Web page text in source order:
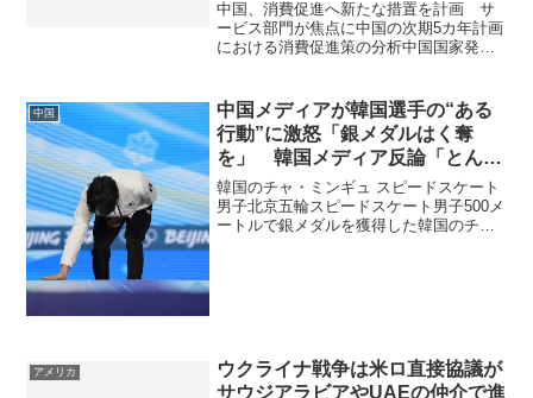
中国、消費促進へ新たな措置を計画 サ
ービス部門が焦点に中国の次期5カ年計画
における消費促進策の分析中国国家発展
は、これまでの投資・輸出主導型から、
サービス消費を中...
中国
中国メディアが韓国選手の“ある
行動”に激怒「銀メダルはく奪
を」 韓国メディア反論「とんで
もない報道」
韓国のチャ・ミンギュ スピードスケート
男子北京五輪スピードスケート男子500メ
ートルで銀メダルを獲得した韓国のチ
アメリカ
ウクライナ戦争は米ロ直接協議が
サウジアラビアやUAEの仲介で進